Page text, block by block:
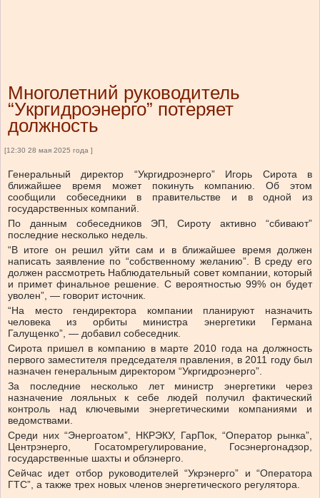
Многолетний руководитель
“Укргидроэнерго” потеряет
должность
[12:30 28 мая 2025 года ]
Генеральный директор “Укргидроэнерго” Игорь Сирота в
ближайшее время может покинуть компанию.
Об этом
сообщили собеседники в правительстве и в одной из
государственных компаний.
По данным собеседников ЭП, Сироту активно “сбивают”
последние несколько недель.
“В итоге он решил уйти сам и в ближайшее время должен
написать заявление по “собственному желанию”. В среду его
должен рассмотреть Наблюдательный совет компании, который
и примет финальное решение. С вероятностью 99% он будет
уволен”, — говорит источник.
“На место гендиректора компании планируют назначить
человека из орбиты министра энергетики Германа
Галущенко”, — добавил собеседник.
Сирота пришел в компанию в марте 2010 года на должность
первого заместителя председателя правления, в 2011 году был
назначен генеральным директором “Укргидроэнерго”.
За последние несколько лет министр энергетики через
назначение лояльных к себе людей
получил фактический
контроль над ключевыми
энергетическими компаниями и
ведомствами.
Среди них “Энергоатом”, НКРЭКУ, ГарПок, “Оператор рынка”,
Центрэнерго, Госатомрегулирование, Госэнергонадзор,
государственные шахты и облэнерго.
Сейчас идет отбор руководителей “Укрэнерго” и “Оператора
ГТС”, а также трех новых членов энергетического регулятора.